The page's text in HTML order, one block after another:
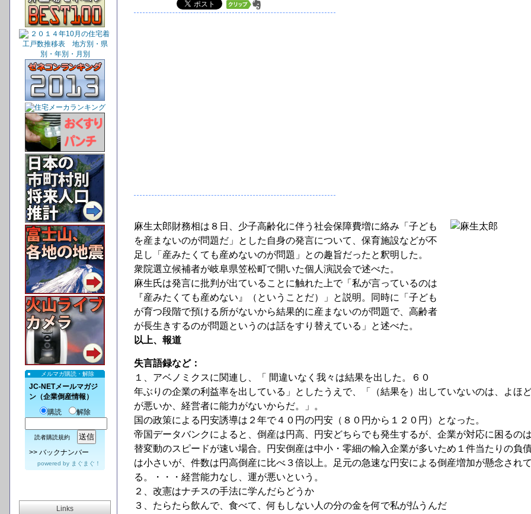
メルマガ購読・解除
JC-NETメールマガジ
ン（企業倒産情報）
購読
解除
読者購読規約
>> バックナンバー
powered by まぐまぐ！
Links
麻生太郎財務相は８日、少子高齢化に伴う社会保障費増に絡み「子ども
を産まないのが問題だ」とした自身の発言について、保育施設などが不
足し「産みたくても産めないのが問題」との趣旨だったと釈明した。
衆院選立候補者が岐阜県笠松町で開いた個人演説会で述べた。
麻生氏は発言に批判が出ていることに触れた上で「私が言っているのは
『産みたくても産めない』（ということだ）」と説明。同時に「子ども
が育つ段階で預ける所がないから結果的に産まないのが問題で、高齢者
が長生きするのが問題というのは話をすり替えている」と述べた。
以上、報道
失言語録など：
１、アベノミクスに関連し、「 間違いなく我々は結果を出した。６０
年ぶりの企業の利益率を出している」としたうえで、「（結果を）出していないのは、よほ
が悪いか、経営者に能力がないからだ。」。
国の政策による円安誘導は２年で４０円の円安（８０円から１２０円）となった。
帝国データバンクによると、倒産は円高、円安どちらでも発生するが、企業が対応に困るの
替変動のスピードが速い場合。円安倒産は中小・零細の輸入企業が多いため１件当たりの負
は小さいが、件数は円高倒産に比べ３倍以上。足元の急速な円安による倒産増加が懸念され
る。・・・経営能力なし、運が悪いという。
２、改憲はナチスの手法に学んだらどうか
３、たらたら飲んで、食べて、何もしない人の分の金を何で私が払うんだ